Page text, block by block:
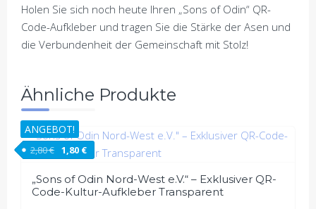
Holen Sie sich noch heute Ihren „Sons of Odin“ QR-
Code-Aufkleber und tragen Sie die Stärke der Asen und
die Verbundenheit der Gemeinschaft mit Stolz!
Ähnliche Produkte
ANGEBOT!
„Sons of Odin Nord-West e.V.“ – Exklusiver QR-
Code-Kultur-Aufkleber Transparent
2,80€ Ursprünglicher Preis war: 2,80 €
1,80 €Aktueller Preis ist: 1,80 €.